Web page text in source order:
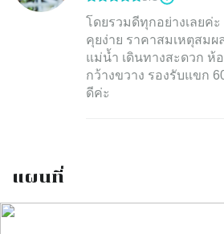
โดยรวมดีทุกอย่างเลยค่
คุยง่าย ราคาสมเหตุสมผ
แม่น้ำ เดินทางสะดวก
กว้างขวาง รองรับแขก
แผนที่